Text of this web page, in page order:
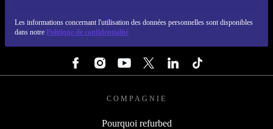
Les informations concernant l'utilisation des données personnelles sont disponibles
dans notre Politique de confidentialité
COMPAGNIE
Pourquoi refurbed